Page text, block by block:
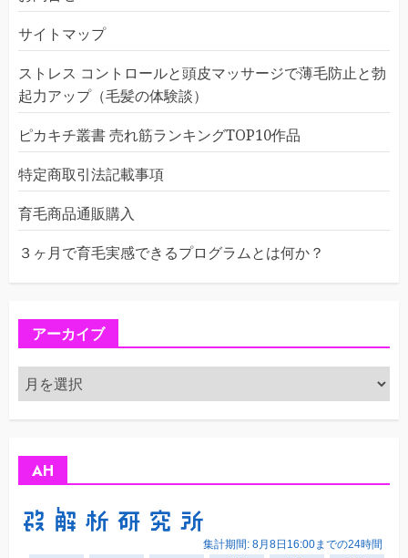
サイトマップ
ストレス コントロールと頭皮マッサージで薄毛防止と勃
起力アップ（毛髪の体験談）
ピカキチ叢書 売れ筋ランキングTOP10作品
特定商取引法記載事項
育毛商品通販購入
３ヶ月で育毛実感できるプログラムとは何か？
アーカイブ
ア
ー
カ
AH